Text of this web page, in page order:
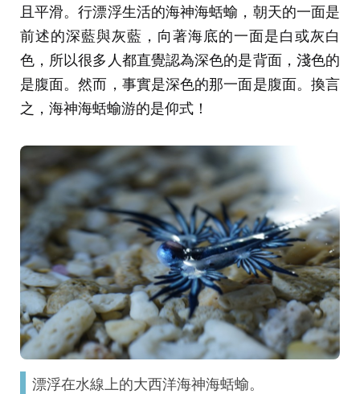
且平滑。行漂浮生活的海神海蛞蝓，朝天的一面是
前述的深藍與灰藍，向著海底的一面是白或灰白
色，所以很多人都直覺認為深色的是背面，淺色的
是腹面。然而，事實是深色的那一面是腹面。換言
之，海神海蛞蝓游的是仰式！
漂浮在水線上的大西洋海神海蛞蝓。